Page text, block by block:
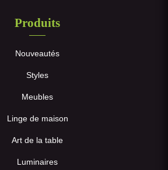
Produits
Nouveautés
Styles
Meubles
Linge de maison
Art de la table
Luminaires